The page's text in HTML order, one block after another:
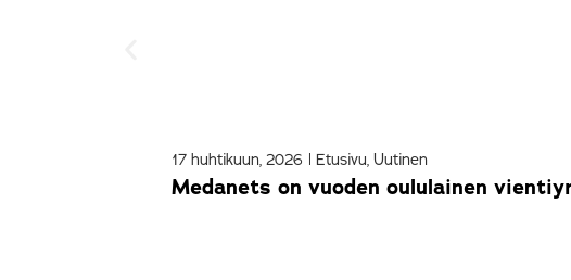
17 huhtikuun, 2026 | Etusivu, Uutinen
Medanets on vuoden oululainen